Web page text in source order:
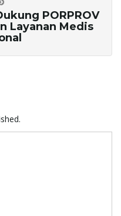
PORPROV
Layanan Medis